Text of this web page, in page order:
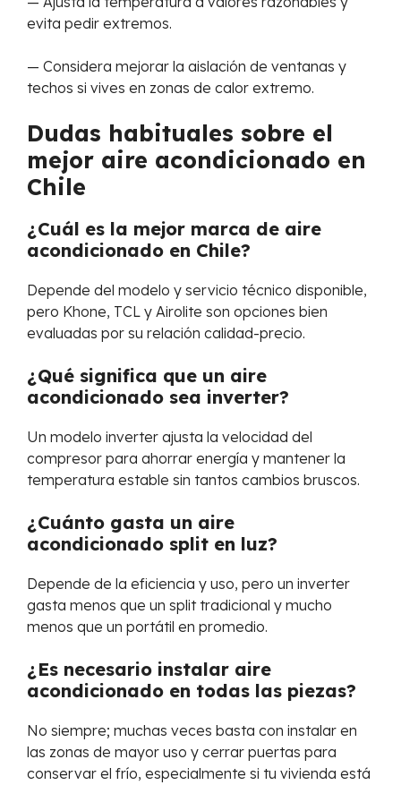
evita pedir extremos.
— Considera mejorar la aislación de ventanas y
techos si vives en zonas de calor extremo.
Dudas habituales sobre el
mejor aire acondicionado en
Chile
¿Cuál es la mejor marca de aire
acondicionado en Chile?
Depende del modelo y servicio técnico disponible,
pero Khone, TCL y Airolite son opciones bien
evaluadas por su relación calidad-precio.
¿Qué significa que un aire
acondicionado sea inverter?
Un modelo inverter ajusta la velocidad del
compresor para ahorrar energía y mantener la
temperatura estable sin tantos cambios bruscos.
¿Cuánto gasta un aire
acondicionado split en luz?
Depende de la eficiencia y uso, pero un inverter
gasta menos que un split tradicional y mucho
menos que un portátil en promedio.
¿Es necesario instalar aire
acondicionado en todas las piezas?
No siempre; muchas veces basta con instalar en
las zonas de mayor uso y cerrar puertas para
conservar el frío, especialmente si tu vivienda está